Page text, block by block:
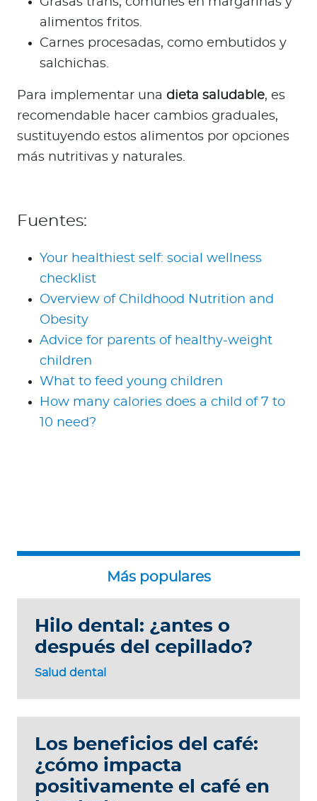
alimentos fritos.
Carnes procesadas, como embutidos y
salchichas.
Para implementar una dieta saludable, es
recomendable hacer cambios graduales,
sustituyendo estos alimentos por opciones
más nutritivas y naturales.
Fuentes:
Your healthiest self: social wellness
checklist
Overview of Childhood Nutrition and
Obesity
Advice for parents of healthy-weight
children
What to feed young children
How many calories does a child of 7 to
10 need?
Salud dental
Hilo dental: ¿antes o
después del cepillado?
Los beneficios del café:
¿cómo impacta
positivamente el café en